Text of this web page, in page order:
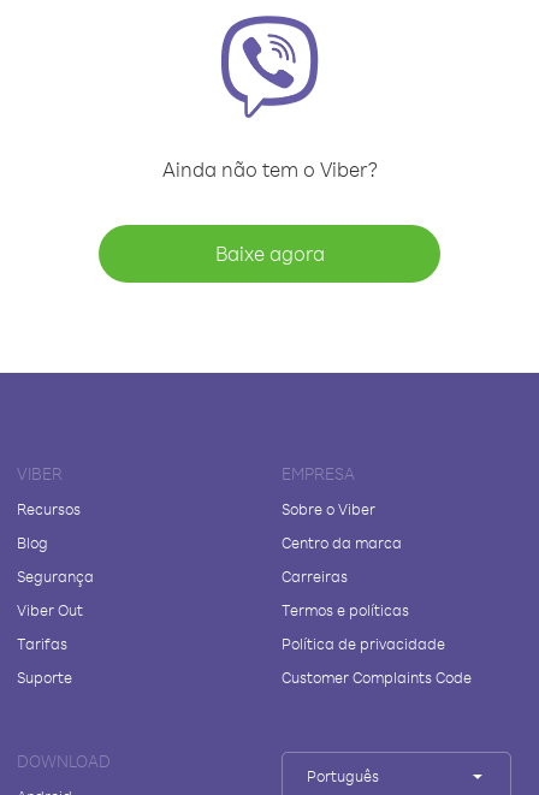
Ainda não tem o Viber?
Baixe agora
VIBER
Recursos
Blog
Segurança
Viber Out
Tarifas
Suporte
EMPRESA
Sobre o Viber
Centro da marca
Carreiras
Termos e políticas
Política de privacidade
Customer Complaints Code
DOWNLOAD
Português